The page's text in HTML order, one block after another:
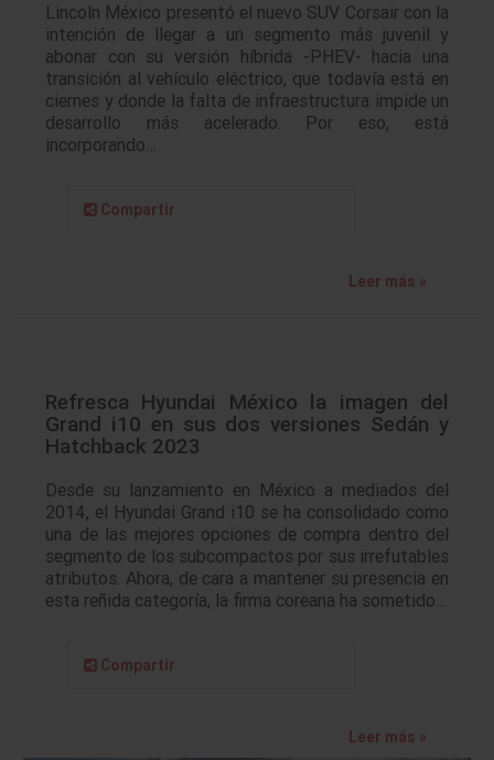
Lincoln México presentó el nuevo SUV Corsair con la
intención de llegar a un segmento más juvenil y
abonar con su versión híbrida -PHEV- hacia una
transición al vehículo eléctrico, que todavía está en
ciernes y donde la falta de infraestructura impide un
desarrollo más acelerado. Por eso, está
incorporando…
Compartir
Leer más »
Refresca Hyundai México la imagen del
Grand i10 en sus dos versiones Sedán y
Hatchback 2023
Desde su lanzamiento en México a mediados del
2014, el Hyundai Grand i10 se ha consolidado como
una de las mejores opciones de compra dentro del
segmento de los subcompactos por sus irrefutables
atributos. Ahora, de cara a mantener su presencia en
esta reñida categoría, la firma coreana ha sometido…
Compartir
Leer más »